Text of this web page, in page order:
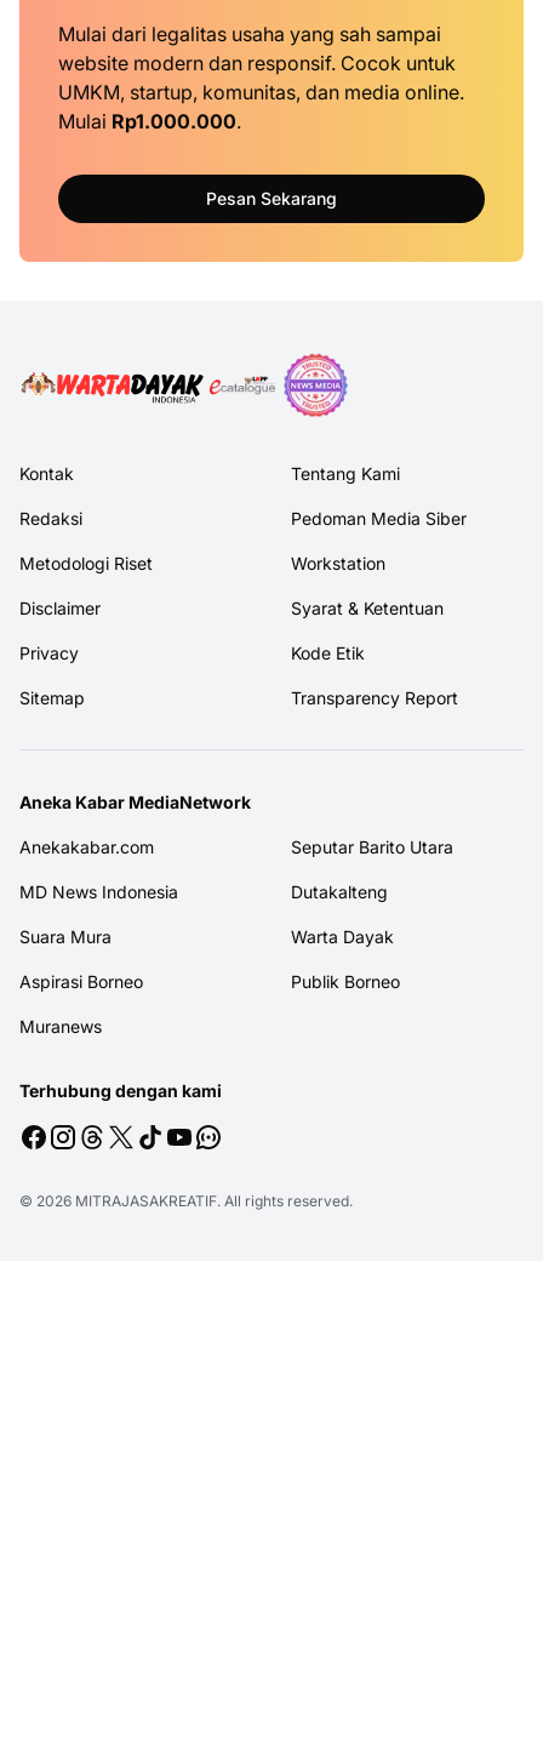
Mulai dari legalitas usaha yang sah sampai
website modern dan responsif. Cocok untuk
UMKM, startup, komunitas, dan media online.
Mulai Rp1.000.000.
Pesan Sekarang
Kontak Tentang Kami
Redaksi Pedoman Media Siber
Metodologi Riset Workstation
Disclaimer Syarat & Ketentuan
Privacy Kode Etik
Sitemap Transparency Report
Aneka Kabar MediaNetwork
Anekakabar.com Seputar Barito Utara
MD News Indonesia Dutakalteng
Suara Mura Warta Dayak
Aspirasi Borneo Publik Borneo
Muranews
Terhubung dengan kami
© 2026 MITRAJASAKREATIF. All rights reserved.